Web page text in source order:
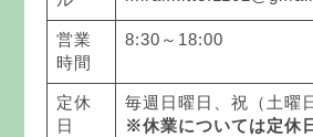
営業
時間
8:30～18:00
定休
日
毎週日曜日、祝（土曜
※休業については定休